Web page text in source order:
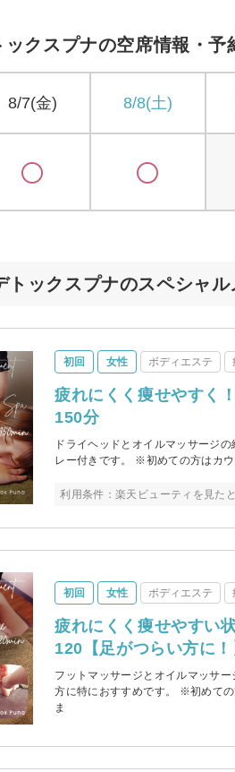
クスプナの空席情報・予
8/7(金) 8/8(土)
トックスプナのスペシャル
初回 女性 ボディエステ
疲れにくく痩せやすく
150分
ドライヘッドとオイルマッサージ
レー付きです。 ※初めての方はカ
利用条件：楽天ビューティを見た
初回 女性 ボディエステ
疲れにくく痩せやすい
120【足がつらい方に！
フットマッサージとオイルマッサ
方に特におすすめです。 ※初めて
ま